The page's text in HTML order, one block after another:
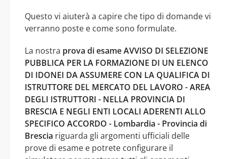
Questo vi aiuterà a capire che tipo di domande vi
verranno poste e come sono formulate.
La nostra prova di esame AVVISO DI SELEZIONE
PUBBLICA PER LA FORMAZIONE DI UN ELENCO
DI IDONEI DA ASSUMERE CON LA QUALIFICA DI
ISTRUTTORE DEL MERCATO DEL LAVORO - AREA
DEGLI ISTRUTTORI - NELLA PROVINCIA DI
BRESCIA E NEGLI ENTI LOCALI ADERENTI ALLO
SPECIFICO ACCORDO - Lombardia - Provincia di
Brescia riguarda gli argomenti ufficiali delle
prove di esame e potrete configurare il